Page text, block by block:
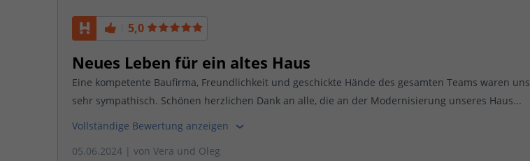
5,0
Neues Leben für ein altes Haus
Eine kompetente Baufirma, Freundlichkeit und geschickte Hände des gesamten Teams waren uns
sehr sympathisch. Schönen herzlichen Dank an alle, die an der Modernisierung unseres Haus...
Vollständige Bewertung anzeigen
05.06.2024 | von Vera und Oleg